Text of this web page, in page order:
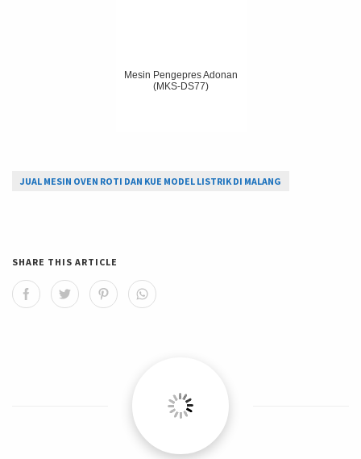
Mesin Pengepres Adonan
(MKS-DS77)
JUAL MESIN OVEN ROTI DAN KUE MODEL LISTRIK DI MALANG
SHARE THIS ARTICLE